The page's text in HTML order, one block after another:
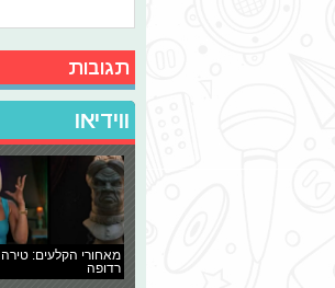
תגובות
ווידיאו
מאחורי הקלעים: טירה
רדופה